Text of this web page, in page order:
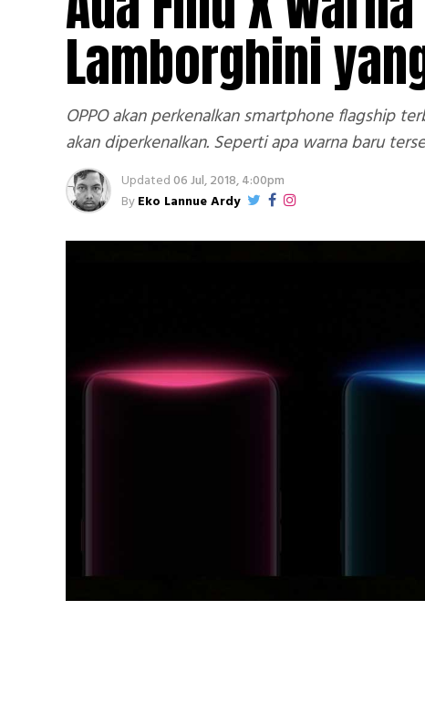
Lamborghini
OPPO akan perkenalkan smartphone flagship
akan diperkenalkan. Seperti apa warna baru
Updated06 Jul, 2018, 4:00pm
ByEko Lannue Ardy